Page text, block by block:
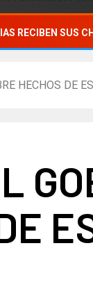
RECIBEN SUS
HECHOS DE